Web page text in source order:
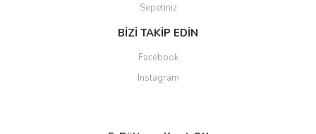
Sepetiniz
BİZİ TAKİP EDİN
Facebook
Instagram